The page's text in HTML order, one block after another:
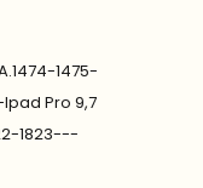
1475-
Pro 9,7
1823---